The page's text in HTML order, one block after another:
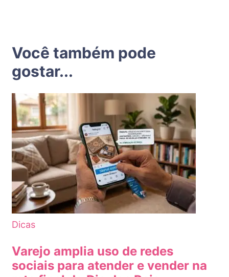
Você também pode
gostar...
Dicas
Varejo amplia uso de redes
sociais para atender e vender na